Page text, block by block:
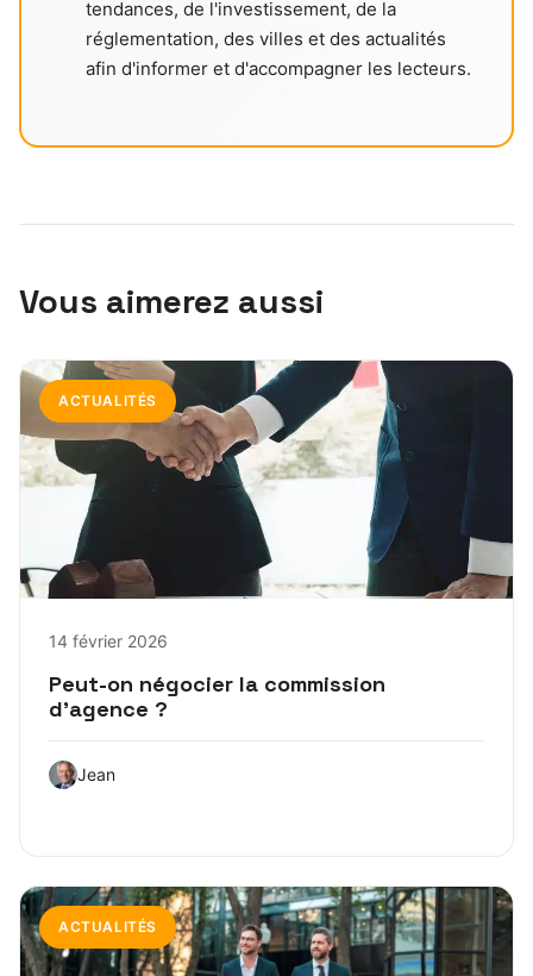
tendances, de l'investissement, de la
réglementation, des villes et des actualités
afin d'informer et d'accompagner les lecteurs.
Vous aimerez aussi
ACTUALITÉS
14 février 2026
Peut-on négocier la commission
d’agence ?
Jean
ACTUALITÉS